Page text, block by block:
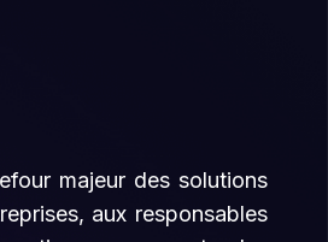
majeur des solutions
aux responsables